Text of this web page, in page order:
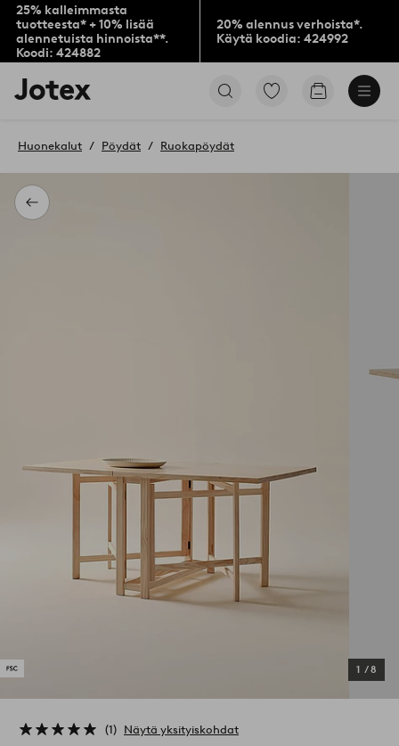
25% kalleimmasta
tuotteesta* + 10% lisää
alennetuista hinnoista**.
Koodi: 424882
20% alennus verhoista*.
Käytä koodia: 424992
Jotex-
logo
aloitussivulle
Siirry
Siirry
Takaisin
Huonekalut Pöydät Ruokapöydät
1 /8
1 Näytä yksityiskohdat